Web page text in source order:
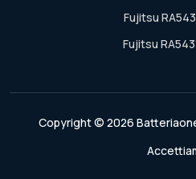
Fujitsu
Fujitsu
Copyright © 2026